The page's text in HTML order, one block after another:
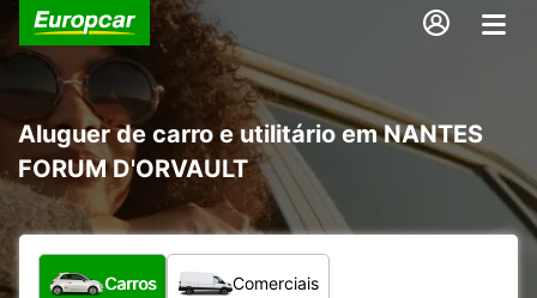
Aluguer de carro e utilitário em NANTES
FORUM D'ORVAULT
Que tipo de veículo pretende?
Carros Comerciais